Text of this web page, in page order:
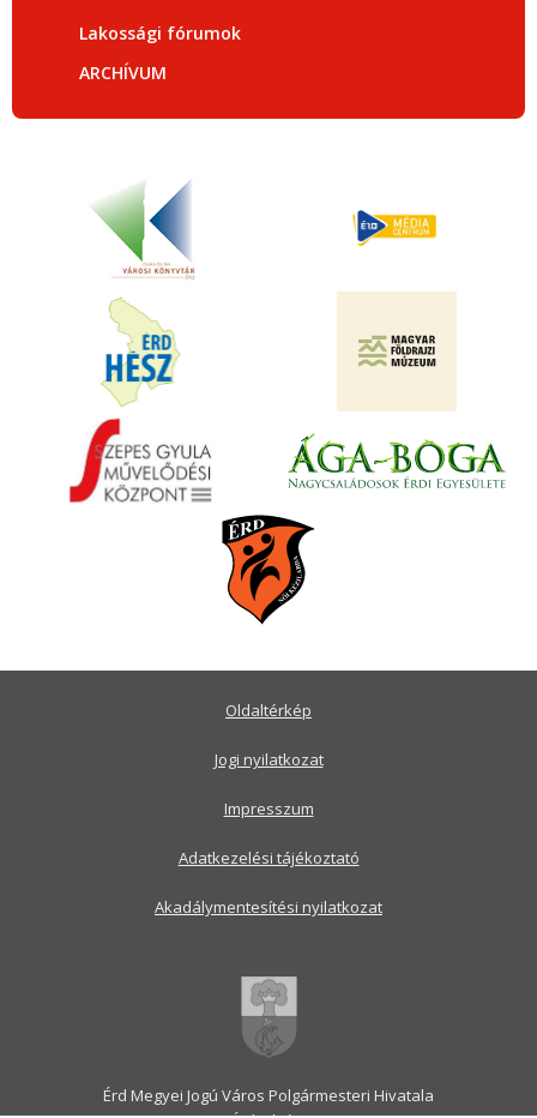
Lakossági fórumok
ARCHÍVUM
Érd Megyei Jogú Város Polgármesteri Hivatala
Oldaltérkép
Jogi nyilatkozat
Impresszum
Adatkezelési tájékoztató
Akadálymentesítési nyilatkozat